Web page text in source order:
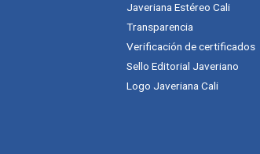
Javeriana Estéreo Cali
Transparencia
Verificación de certificados
Sello Editorial Javeriano
Logo Javeriana Cali